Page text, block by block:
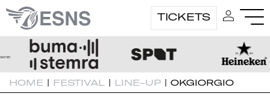
TICKETS
HOME | FESTIVAL | LINE-UP | OKGIORGIO